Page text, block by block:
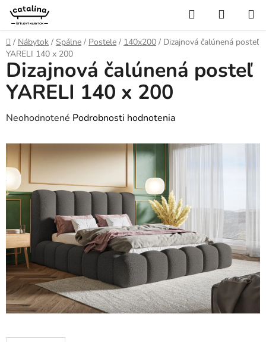
Prejsť
obsah
Hľadať
KOŠÍK
Domov
/ Nábytok / Spálne / Postele / 140x200 / Dizajnová čalúnená posteľ
YARELI 140 x 200
Dizajnová čalúnená posteľ
YARELI 140 x 200
Priemerné
produktu
je
0,0
z
hviezdičiek.
Neohodnotené Podrobnosti hodnotenia